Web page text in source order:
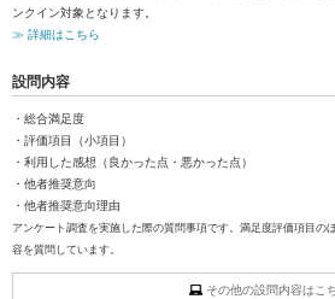
ンクイン対象となります。
≫ 詳細はこちら
設問内容
・総合満足度
・評価項目（小項目）
・利用した感想（良かった点・悪かった点）
・他者推奨意向
・他者推奨意向理由
アンケート調査を実施した際の質問事項です。満足度評価項目の
容を質問しています。
その他の設問内容はこ